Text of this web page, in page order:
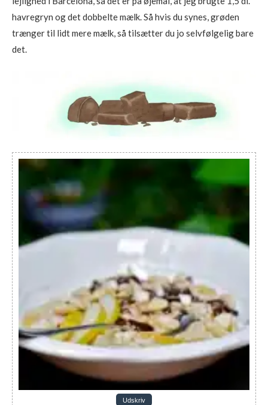
havregryn og det dobbelte mælk. Så hvis du synes, grøden
trænger til lidt mere mælk, så tilsætter du jo selvfølgelig bare
det.
Udskriv